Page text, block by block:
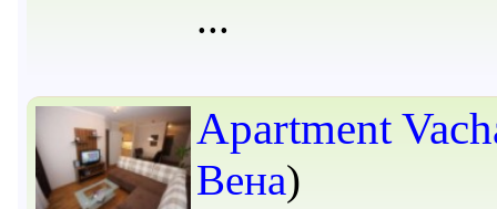
Apartment
Вена)